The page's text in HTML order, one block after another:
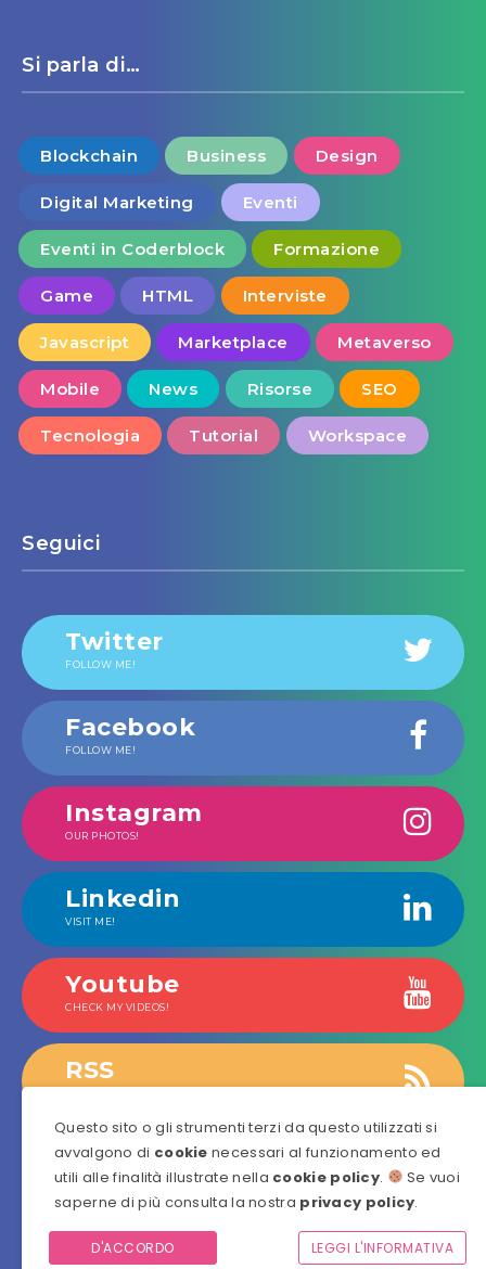
Si parla di…
Blockchain Business Design
Digital Marketing Eventi
Eventi in Coderblock Formazione
Game HTML Interviste
Javascript Marketplace Metaverso
Mobile News Risorse SEO
Tecnologia Tutorial Workspace
Seguici
Twitter
FOLLOW ME!
Facebook
FOLLOW ME!
Instagram
OUR PHOTOS!
Linkedin
VISIT ME!
Youtube
CHECK MY VIDEOS!
RSS
Coderblockè un prodotto Coderblock S.r.l.Via Resuttana,
360 - 90146 Palermo - 06466180822 - teamnovatek@pec.it
Questo sito o gli strumenti terzi da questo utilizzati si
avvalgono di cookie necessari al funzionamento ed
utili alle finalità illustrate nella cookie policy.
Se vuoi
saperne di più consulta la nostra privacy policy.
D'ACCORDO LEGGI L'INFORMATIVA